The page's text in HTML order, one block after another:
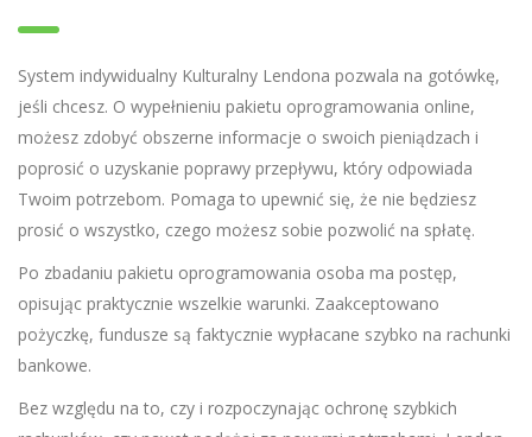
System indywidualny Kulturalny Lendona pozwala na gotówkę,
jeśli chcesz. O wypełnieniu pakietu oprogramowania online,
możesz zdobyć obszerne informacje o swoich pieniądzach i
poprosić o uzyskanie poprawy przepływu, który odpowiada
Twoim potrzebom. Pomaga to upewnić się, że nie będziesz
prosić o wszystko, czego możesz sobie pozwolić na spłatę.
Po zbadaniu pakietu oprogramowania osoba ma postęp,
opisując praktycznie wszelkie warunki. Zaakceptowano
pożyczkę, fundusze są faktycznie wypłacane szybko na rachunki
bankowe.
Bez względu na to, czy i rozpoczynając ochronę szybkich